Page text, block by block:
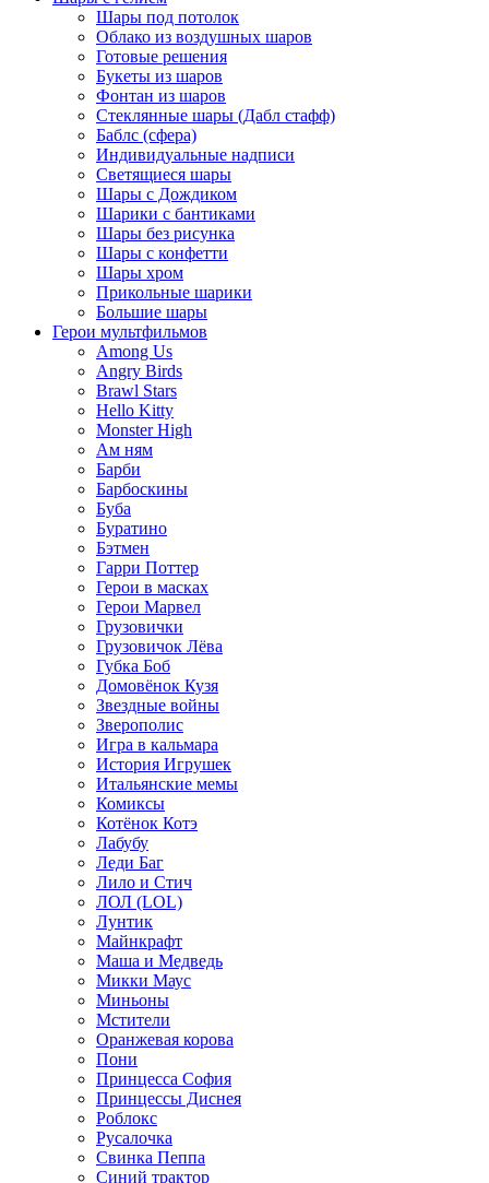
Шары под потолок
Облако из воздушных шаров
Готовые решения
Букеты из шаров
Фонтан из шаров
Стеклянные шары (Дабл стафф)
Баблс (сфера)
Индивидуальные надписи
Светящиеся шары
Шары с Дождиком
Шарики с бантиками
Шары без рисунка
Шары с конфетти
Шары хром
Прикольные шарики
Большие шары
Герои мультфильмов
Among Us
Angry Birds
Brawl Stars
Hello Kitty
Monster High
Ам ням
Барби
Барбоскины
Буба
Буратино
Бэтмен
Гарри Поттер
Герои в масках
Герои Марвел
Грузовички
Грузовичок Лёва
Губка Боб
Домовёнок Кузя
Звездные войны
Зверополис
Игра в кальмара
История Игрушек
Итальянские мемы
Комиксы
Котёнок Котэ
Лабубу
Леди Баг
Лило и Стич
ЛОЛ (LOL)
Лунтик
Майнкрафт
Маша и Медведь
Микки Маус
Миньоны
Мстители
Оранжевая корова
Пони
Принцесса София
Принцессы Диснея
Роблокс
Русалочка
Свинка Пеппа
Синий трактор